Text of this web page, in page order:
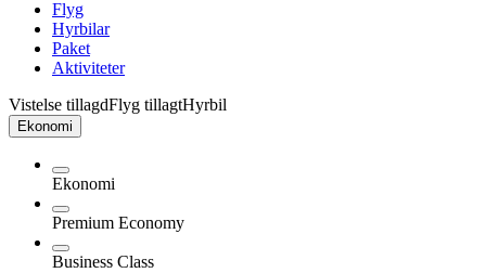
Flyg
Hyrbilar
Paket
Aktiviteter
Vistelse tillagdFlyg tillagtHyrbil
Ekonomi
Ekonomi
Premium Economy
Business Class